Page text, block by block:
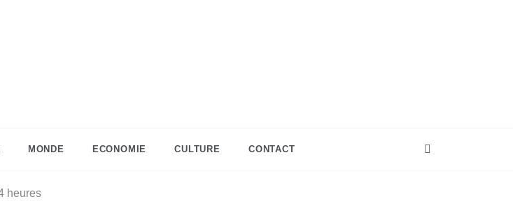
MONDE ECONOMIE CULTURE CONTACT
heures